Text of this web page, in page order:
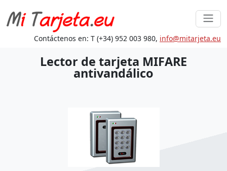
Contáctenos en: T (+34) 952 003 980, info@mitarjeta.eu
Lector de tarjeta MIFARE
antivandálico